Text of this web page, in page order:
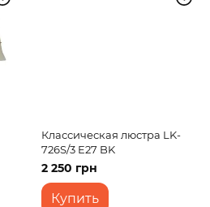
Классическая люстра LK-
726S/3 E27 BK
2 250 грн
Купить